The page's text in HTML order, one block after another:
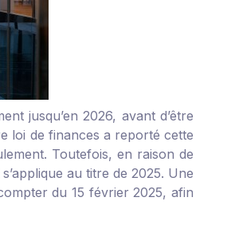
jusqu’en 2026, avant d’être
loi de finances a reporté cette
Toutefois, en raison de
au titre de 2025. Une
du 15 février 2025, afin